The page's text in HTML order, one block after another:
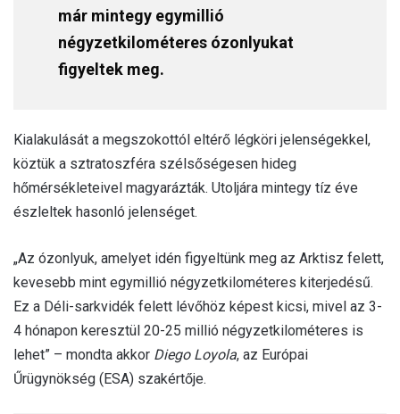
már mintegy egymillió
négyzetkilométeres ózonlyukat
figyeltek meg.
Kialakulását a megszokottól eltérő légköri jelenségekkel,
köztük a sztratoszféra szélsőségesen hideg
hőmérsékleteivel magyarázták. Utoljára mintegy tíz éve
észleltek hasonló jelenséget.
„Az ózonlyuk, amelyet idén figyeltünk meg az Arktisz felett,
kevesebb mint egymillió négyzetkilométeres kiterjedésű.
Ez a Déli-sarkvidék felett lévőhöz képest kicsi, mivel az 3-
4 hónapon keresztül 20-25 millió négyzetkilométeres is
lehet” – mondta akkor Diego Loyola, az Európai
Űrügynökség (ESA) szakértője.